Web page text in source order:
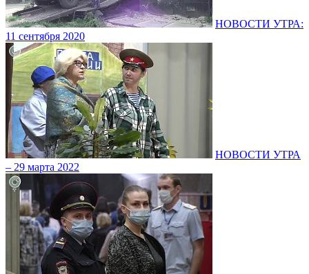
НОВОСТИ УТРА:
11 сентября 2020
НОВОСТИ УТРА
– 29 марта 2022